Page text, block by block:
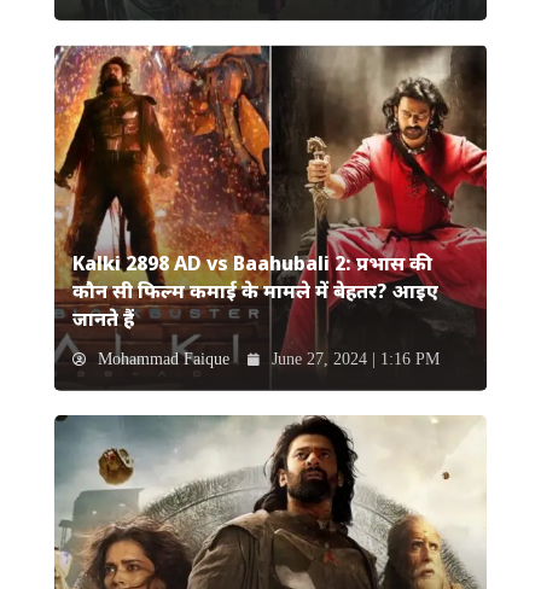
Kalki 2898 AD vs Baahubali 2: प्रभास की
कौन सी फिल्म कमाई के मामले में बेहतर? आइए
जानते हैं
Mohammad Faique June 27, 2024 | 1:16 PM